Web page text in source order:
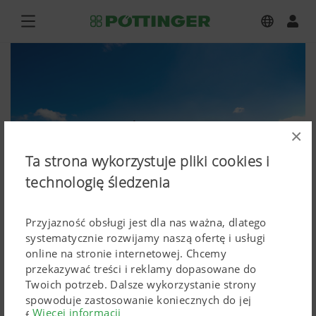
×
Ta strona wykorzystuje pliki cookies i
technologię śledzenia
Przyjazność obsługi jest dla nas ważna, dlatego
systematycznie rozwijamy naszą ofertę i usługi
online na stronie internetowej. Chcemy
przekazywać treści i reklamy dopasowane do
Twoich potrzeb. Dalsze wykorzystanie strony
spowoduje zastosowanie koniecznych do jej
Więcej informacji
NOVACAT 301 ALPHA MOTION ED
PRO